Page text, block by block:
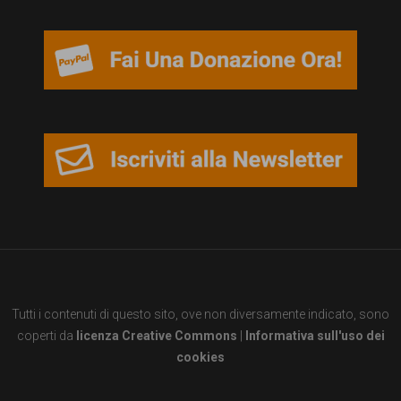
Tutti i contenuti di questo sito, ove non diversamente indicato, sono
coperti da licenza Creative Commons
Informativa sull'uso dei
cookies